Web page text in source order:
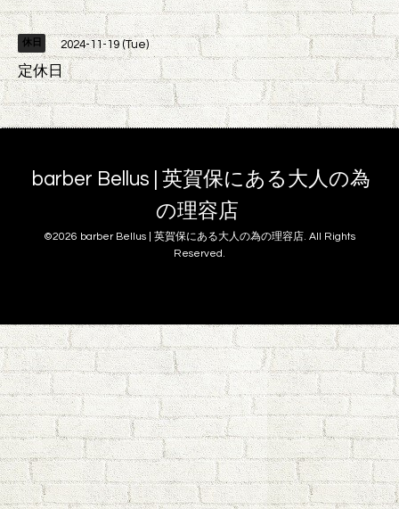
休日 2024-11-19 (Tue)
定休日
barber Bellus | 英賀保にある大人の為
の理容店
©2026 barber Bellus | 英賀保にある大人の為の理容店. All Rights
Reserved.